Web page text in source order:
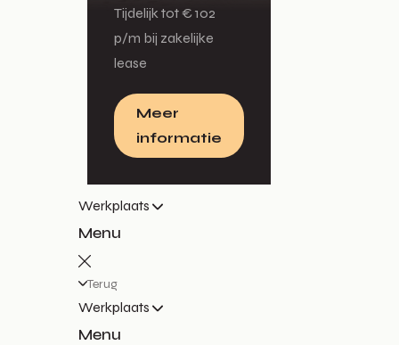
Tijdelijk tot € 102
p/m bij zakelijke
lease
Meer
informatie
Werkplaats
Menu
Terug
Werkplaats
Menu